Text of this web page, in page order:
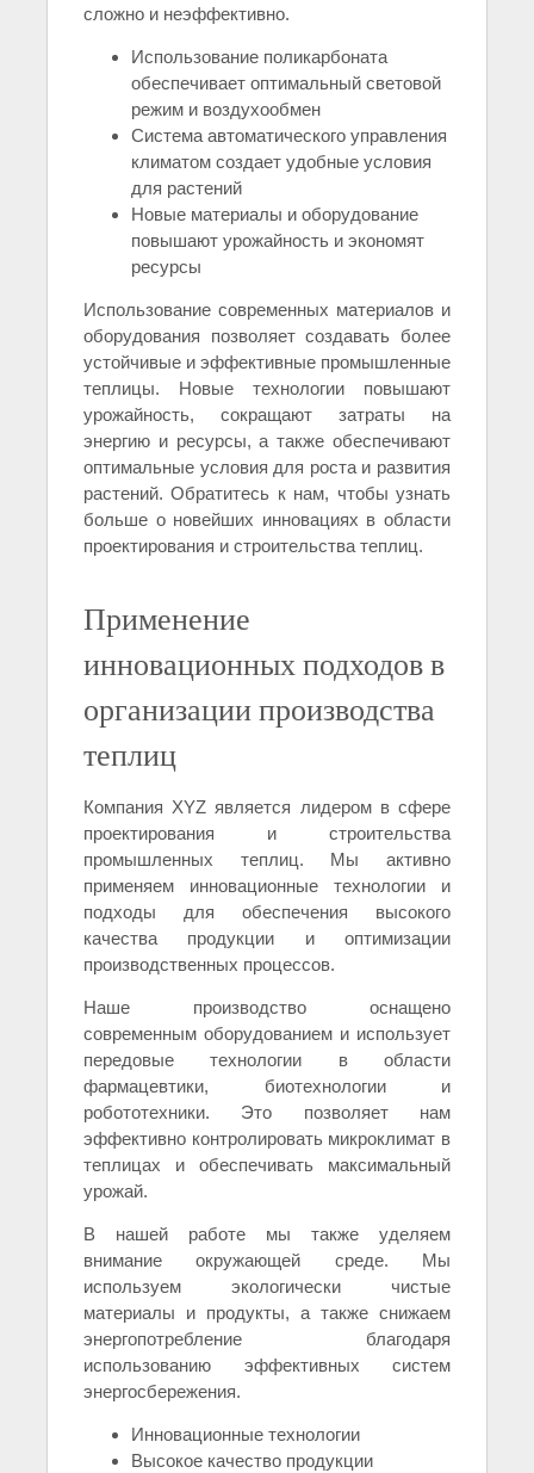
сложно и неэффективно.
Использование поликарбоната
обеспечивает оптимальный световой
режим и воздухообмен
Система автоматического управления
климатом создает удобные условия
для растений
Новые материалы и оборудование
повышают урожайность и экономят
ресурсы
Использование современных материалов и
оборудования позволяет создавать более
устойчивые и эффективные промышленные
теплицы. Новые технологии повышают
урожайность, сокращают затраты на
энергию и ресурсы, а также обеспечивают
оптимальные условия для роста и развития
растений. Обратитесь к нам, чтобы узнать
больше о новейших инновациях в области
проектирования и строительства теплиц.
Применение
инновационных подходов в
организации производства
теплиц
Компания XYZ является лидером в сфере
проектирования и строительства
промышленных теплиц. Мы активно
применяем инновационные технологии и
подходы для обеспечения высокого
качества продукции и оптимизации
производственных процессов.
Наше производство оснащено
современным оборудованием и использует
передовые технологии в области
фармацевтики, биотехнологии и
робототехники. Это позволяет нам
эффективно контролировать микроклимат в
теплицах и обеспечивать максимальный
урожай.
В нашей работе мы также уделяем
внимание окружающей среде. Мы
используем экологически чистые
материалы и продукты, а также снижаем
энергопотребление благодаря
использованию эффективных систем
энергосбережения.
Инновационные технологии
Высокое качество продукции